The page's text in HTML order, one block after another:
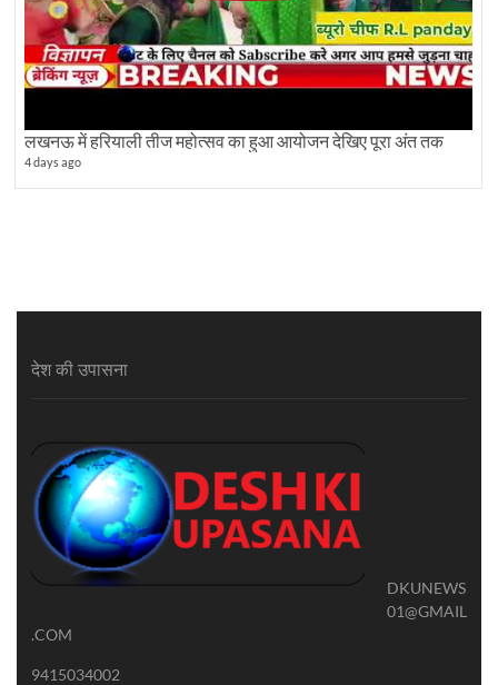
लखनऊ में हरियाली तीज महोत्सव का हुआ आयोजन देखिए पूरा अंत तक
4 days ago
देश की उपासना
DKUNEWS
01@GMAIL
.COM
9415034002